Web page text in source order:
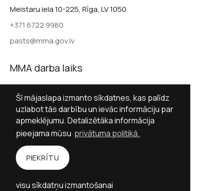
Šī mājaslapa izmanto sīkdatnes, kas palīdz
uzlabot tās darbību un ievāc informāciju par
apmeklējumu. Detalizētāka informācija
pieejama mūsu privātuma politikā.
PIEKRĪTU
visu sīkdatņu izmantošanai
Meistaru iela 10-225, Rīga, LV 1050
+371 6722 9980
pasts@mma.gov.lv
MMA darba laiks
Sestdienās slēgts
Svētdienās slēgts
Sekot MMA
Facebook
YouTube